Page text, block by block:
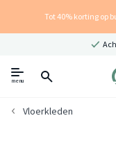
Tot 40% korting op
menu
Vloerkleden